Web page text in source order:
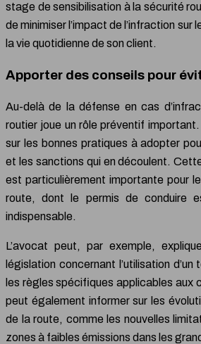
stage de sensibilisation à la sécurité
de minimiser l’impact de l’infraction sur
la vie quotidienne de son client.
Apporter des conseils pour
Au-delà de la défense en cas
routier joue un rôle préventif
sur les bonnes pratiques à adopter
et les sanctions qui en découlent.
est particulièrement importante pour
route, dont le permis de conduire
indispensable.
L’avocat peut, par exemple,
législation concernant l’utilisation
les règles spécifiques applicables aux
peut également informer sur les
de la route, comme les nouvelles
zones à faibles émissions dans les